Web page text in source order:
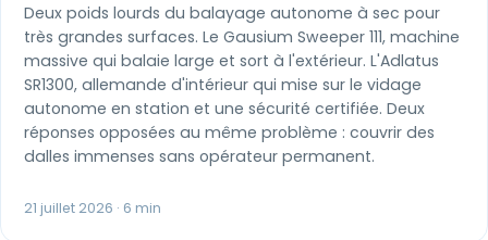
Deux poids lourds du balayage autonome à sec pour
très grandes surfaces. Le Gausium Sweeper 111, machine
massive qui balaie large et sort à l'extérieur. L'Adlatus
SR1300, allemande d'intérieur qui mise sur le vidage
autonome en station et une sécurité certifiée. Deux
réponses opposées au même problème : couvrir des
dalles immenses sans opérateur permanent.
21 juillet 2026 · 6 min